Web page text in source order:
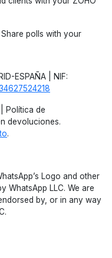
Share polls with your
ESPAÑA | NIF:
| Política de
devoluciones.
.
Logo and other
WhatsApp LLC. We are
by, or in any way